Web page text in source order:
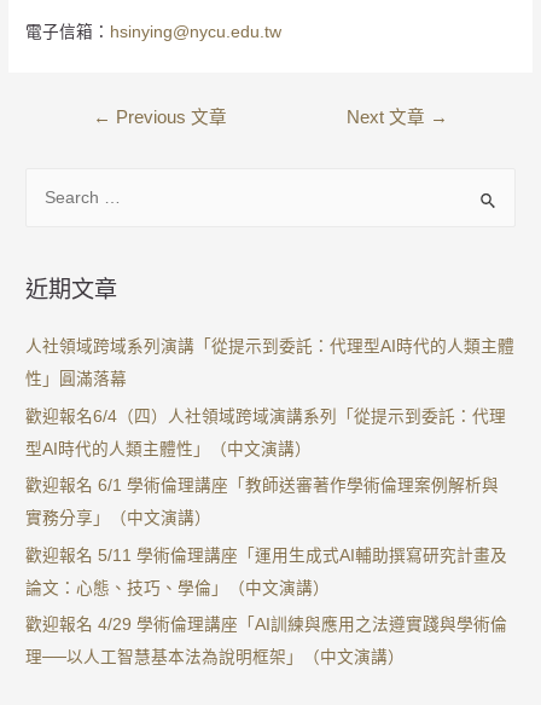
電子信箱： hsinying@nycu.edu.tw
← Previous 文章 Next 文章 →
近期文章
人社領域跨域系列演講「從提示到委託：代理型AI時代的人類主體
性」圓滿落幕
歡迎報名6/4（四）人社領域跨域演講系列「從提示到委託：代理
型AI時代的人類主體性」（中文演講）
歡迎報名 6/1 學術倫理講座「教師送審著作學術倫理案例解析與
實務分享」（中文演講）
歡迎報名 5/11 學術倫理講座「運用生成式AI輔助撰寫研究計畫及
論文：心態、技巧、學倫」（中文演講）
歡迎報名 4/29 學術倫理講座「AI訓練與應用之法遵實踐與學術倫
理──以人工智慧基本法為說明框架」（中文演講）